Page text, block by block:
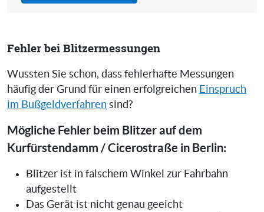
Fehler bei Blitzermessungen
Wussten Sie schon, dass fehlerhafte Messungen
häufig der Grund für einen erfolgreichen Einspruch
im Bußgeldverfahren sind?
Mögliche Fehler beim Blitzer auf dem
Kurfürstendamm / Cicerostraße in Berlin:
Blitzer ist in falschem Winkel zur Fahrbahn
aufgestellt
Das Gerät ist nicht genau geeicht